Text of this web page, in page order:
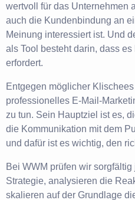
wertvoll für das Unternehmen
auch die Kundenbindung an
Meinung interessiert ist. Und
als Tool besteht darin, dass
erfordert.
Entgegen möglicher
professionelles E-Mail-
zu tun. Sein Hauptziel ist es,
die Kommunikation mit dem
und dafür ist es wichtig, den
Bei WWM prüfen wir
Strategie, analysieren die
skalieren auf der Grundlage